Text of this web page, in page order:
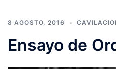
8 AGOSTO, 2016
Ensayo de